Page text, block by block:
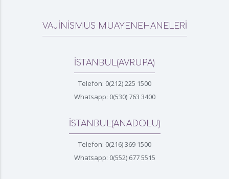
VAJİNİSMUS MUAYENEHANELERİ
İSTANBUL(AVRUPA)
Telefon: 0(212) 225 1500
Whatsapp: 0(530) 763 3400
İSTANBUL(ANADOLU)
Telefon: 0(216) 369 1500
Whatsapp: 0(552) 677 5515